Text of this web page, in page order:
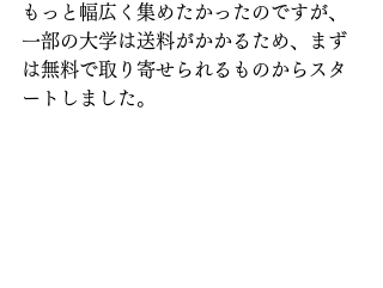
もっと幅広く集めたかったのですが、
一部の大学は送料がかかるため、まず
は無料で取り寄せられるものからスタ
ートしました。